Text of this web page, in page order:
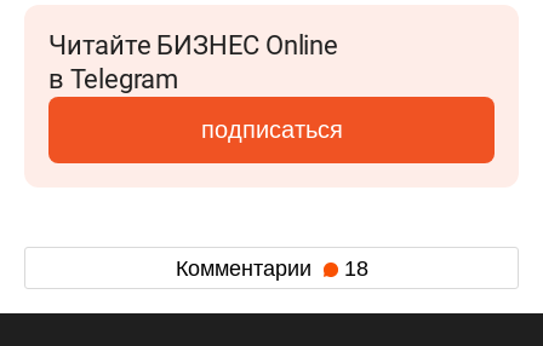
Читайте БИЗНЕС Online
в Telegram
подписаться
Комментарии 18